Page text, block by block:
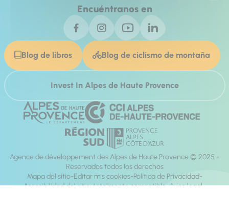
Encuéntranos en
Blog de libros Blog de ciclismo de montaña
Invest In Alpes de Haute Provence
Agence de développement des Alpes de Haute Provence © 2025 -
Reservados todos los derechos
Mapa del sitio Editar mis cookies Política de Privacidad
Accesibilidad del sitio: totalmente compatible Aviso legal